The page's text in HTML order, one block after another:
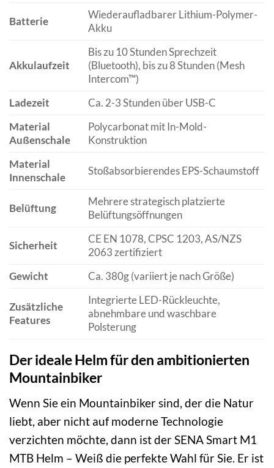
Batterie
Wiederaufladbarer Lithium-Polymer-
Akku
Akkulaufzeit
Bis zu 10 Stunden Sprechzeit
(Bluetooth), bis zu 8 Stunden (Mesh
Intercom™)
Ladezeit
Ca. 2-3 Stunden über USB-C
Material
Außenschale
Polycarbonat mit In-Mold-
Konstruktion
Material
Innenschale
Stoßabsorbierendes EPS-Schaumstoff
Belüftung
Mehrere strategisch platzierte
Belüftungsöffnungen
Sicherheit
CE EN 1078, CPSC 1203, AS/NZS
2063 zertifiziert
Gewicht
Ca. 380g (variiert je nach Größe)
Zusätzliche
Features
Integrierte LED-Rückleuchte,
abnehmbare und waschbare
Polsterung
Der ideale Helm für den ambitionierten
Mountainbiker
Wenn Sie ein Mountainbiker sind, der die Natur
liebt, aber nicht auf moderne Technologie
verzichten möchte, dann ist der SENA Smart M1
MTB Helm – Weiß die perfekte Wahl für Sie. Er ist